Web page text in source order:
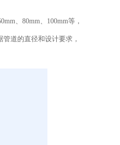
、80mm、100mm等，
道的直径和设计要求，